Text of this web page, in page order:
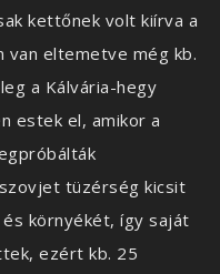
kettőnek volt kiírva a
van eltemetve még kb.
a Kálvária-hegy
estek el, amikor a
tüzérség kicsit
környékét, így saját
ezért kb. 25